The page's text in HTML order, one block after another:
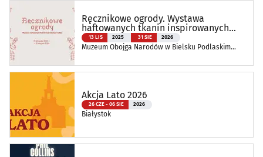
Ręcznikowe ogrody. Wystawa
haftowanych tkanin inspirowanych
naturą
13 LIS 2025 31 SIE 2026
Muzeum Obojga Narodów w Bielsku Podlaskim
Akcja Lato 2026
26 CZE - 06 SIE 2026
Białystok